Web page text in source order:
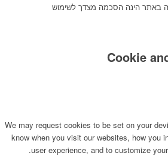
באתר הינה הסכמה מצדך לשימוש
Cookie
We may request cookies to be set on your
know when you visit our websites, how you
user experience, and to customize